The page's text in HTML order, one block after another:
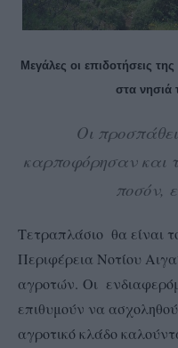
Μεγάλες οι επιδοτήσεις
στα νησιά
Οι
καρποφόρησαν και
ποσόν,
Τετραπλάσιο θα είναι
Περιφέρεια Νοτίου
αγροτών. Οι
επιθυμούν να
αγροτικό κλάδο